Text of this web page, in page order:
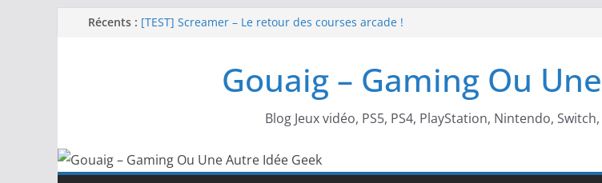
PasserRécents : [TEST] Screamer – Le retour des courses arcade !
SNK NEOGEO AES+ : un succès dingue !
NEOGEO AES+ : La légende de l’arcade est de retour !
Gouaig – Gaming Ou
Blog Jeux vidéo, PS5, PS4, PlayStation, Nintendo,